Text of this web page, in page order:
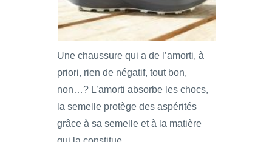
Une chaussure qui a de l’amorti, à
priori, rien de négatif, tout bon,
non…? L’amorti absorbe les chocs,
la semelle protège des aspérités
grâce à sa semelle et à la matière